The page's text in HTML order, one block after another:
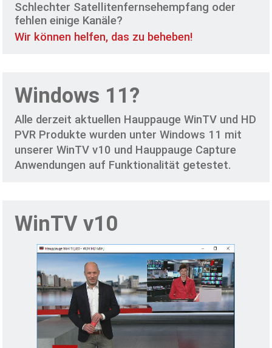
Schlechter Satellitenfernsehempfang oder
fehlen einige Kanäle?
Wir können helfen, das zu beheben!
Windows 11?
Alle derzeit aktuellen Hauppauge WinTV und HD
PVR Produkte wurden unter Windows 11 mit
unserer WinTV v10 und Hauppauge Capture
Anwendungen auf Funktionalität getestet.
WinTV v10